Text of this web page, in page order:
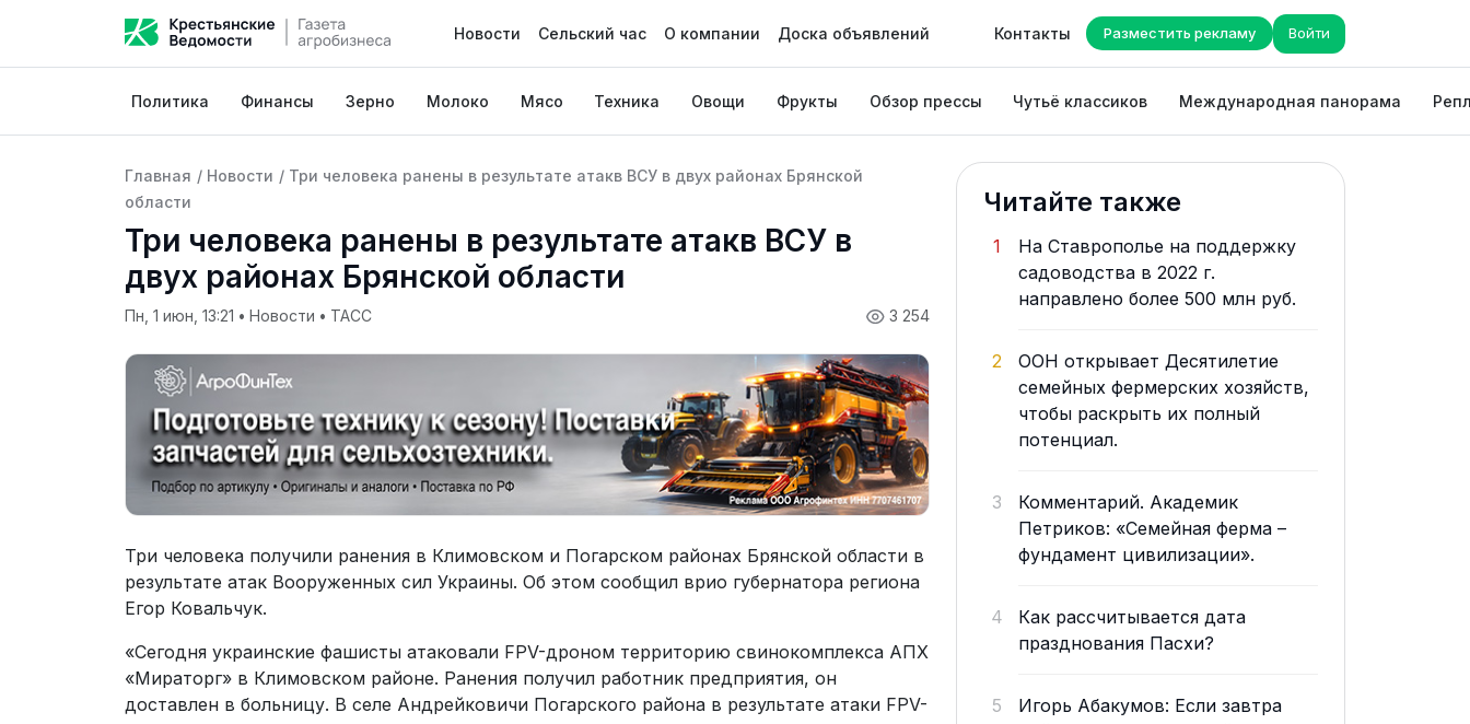
Новости Сельский час О компании Доска объявлений Контакты Разместить рекламу Войти
Политика Финансы Зерно Молоко Мясо Техника Овощи Фрукты Обзор прессы Чутьё классиков Международная панорама
Главная / Новости / Три человека ранены в результате атакв ВСУ в двух районах Брянской
области
Три человека ранены в результате атакв ВСУ в
двух районах Брянской области
3 254
Пн, 1 июн, 13:21 • Новости • ТАСС
Три человека получили ранения в Климовском и Погарском районах Брянской области в
результате атак Вооруженных сил Украины. Об этом сообщил врио губернатора региона
Егор Ковальчук.
«Сегодня украинские фашисты атаковали FPV-дроном территорию свинокомплекса АПХ
«Мираторг» в Климовском районе. Ранения получил работник предприятия, он
доставлен в больницу. В селе Андрейковичи Погарского района в результате атаки FPV-
Читайте также
1
На Ставрополье на поддержку
садоводства в 2022 г.
направлено более 500 млн руб.
2
ООН открывает Десятилетие
семейных фермерских хозяйств,
чтобы раскрыть их полный
потенциал.
3
Комментарий. Академик
Петриков: «Семейная ферма –
фундамент цивилизации».
4
Как рассчитывается дата
празднования Пасхи?
5
Игорь Абакумов: Если завтра